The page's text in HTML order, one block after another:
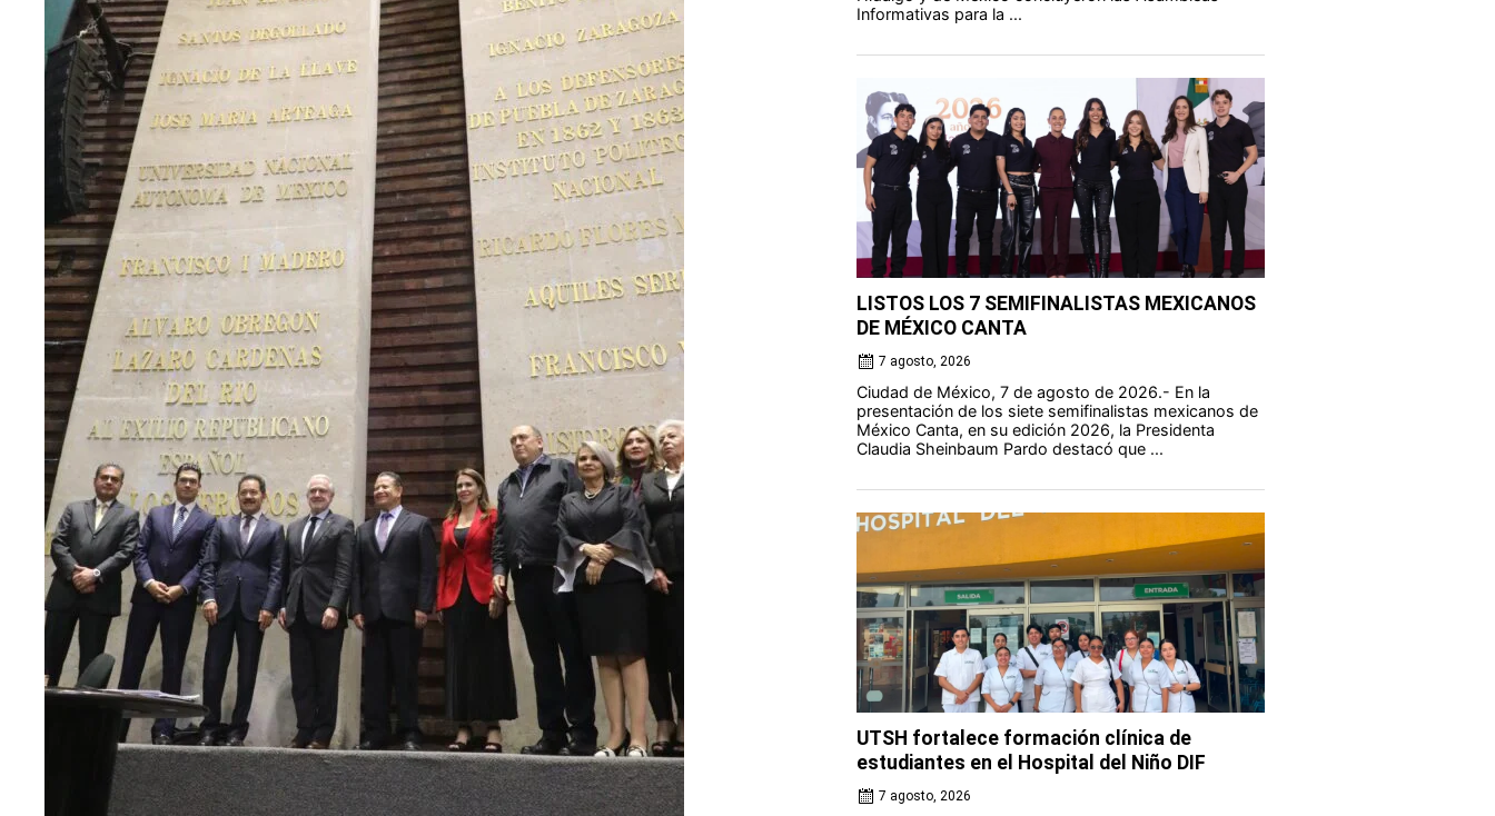
Informativas para la ...
LISTOS LOS 7 SEMIFINALISTAS MEXICANOS
DE MÉXICO CANTA
7 agosto, 2026
Ciudad de México, 7 de agosto de 2026.- En la
presentación de los siete semifinalistas mexicanos de
México Canta, en su edición 2026, la Presidenta
Claudia Sheinbaum Pardo destacó que ...
UTSH fortalece formación clínica de
estudiantes en el Hospital del Niño DIF
7 agosto, 2026